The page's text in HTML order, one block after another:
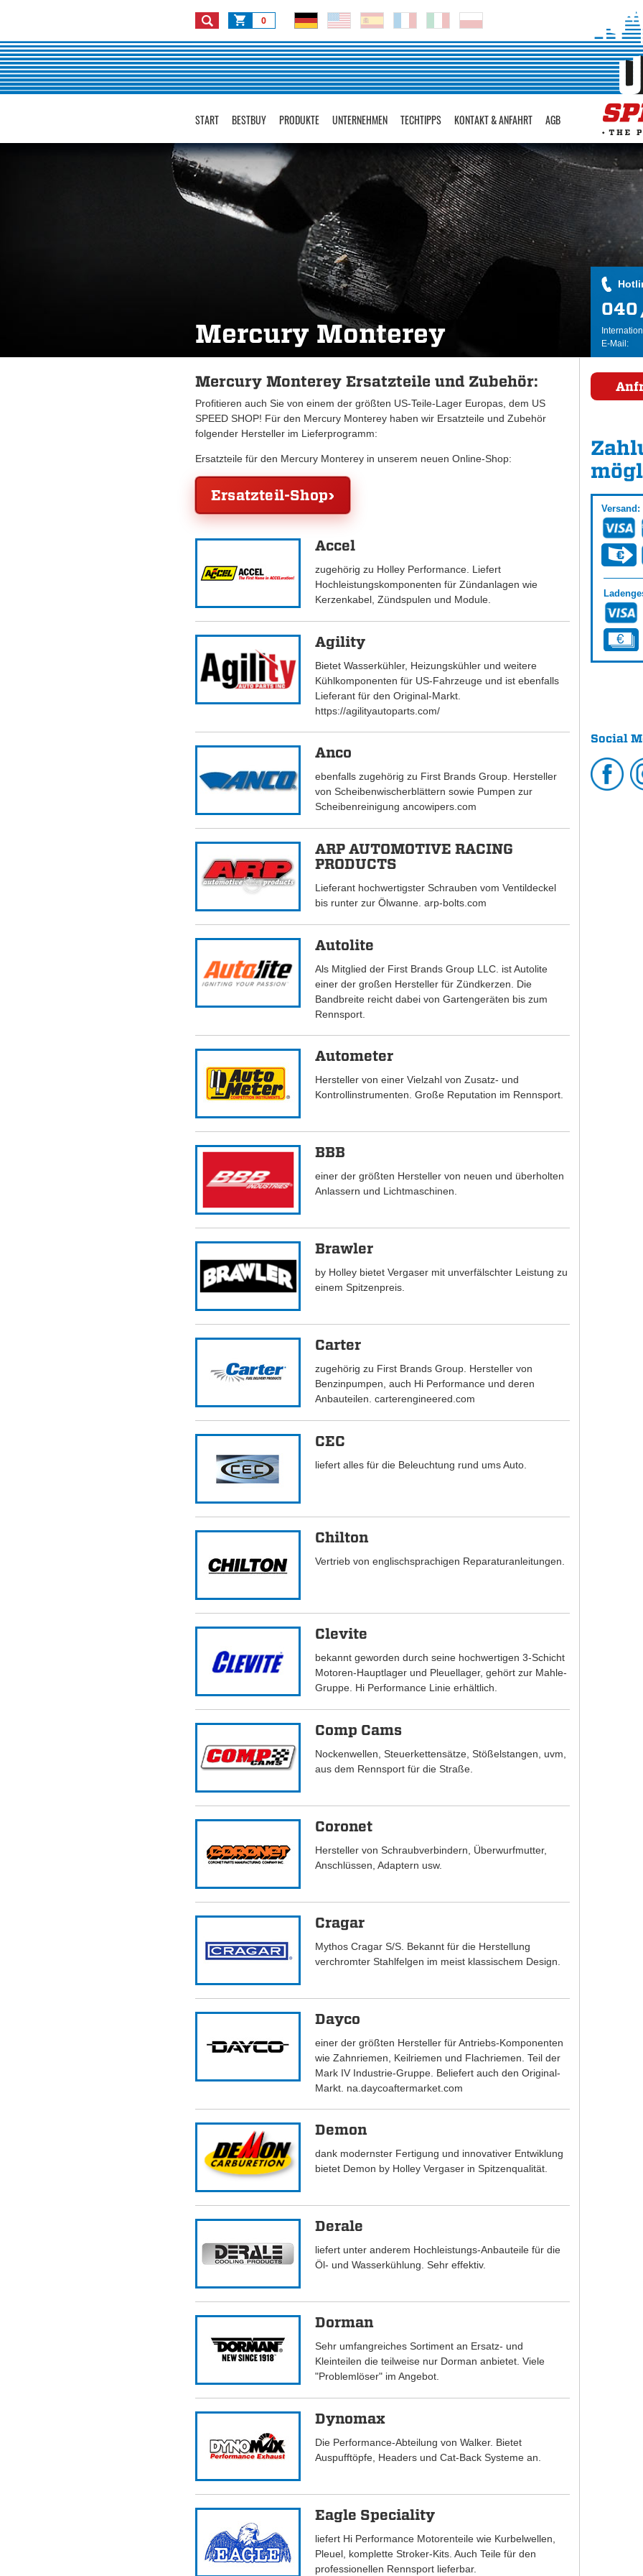
0
START BESTBUY PRODUKTE UNTERNEHMEN TECHTIPPS KONTAKT & ANFAHRT AGB
Mercury Monterey
040
E-Mail:
Mercury Monterey Ersatzteile und Zubehör:
Profitieren auch Sie von einem der größten US-Teile-Lager Europas, dem US
SPEED SHOP! Für den Mercury Monterey haben wir Ersatzteile und Zubehör
folgender Hersteller im Lieferprogramm:
Ersatzteile für den Mercury Monterey in unserem neuen Online-Shop:
Ersatzteil-Shop
Accel
zugehörig zu Holley Performance. Liefert
Hochleistungskomponenten für Zündanlagen wie
Kerzenkabel, Zündspulen und Module.
Agility
Bietet Wasserkühler, Heizungskühler und weitere
Kühlkomponenten für US-Fahrzeuge und ist ebenfalls
Lieferant für den Original-Markt.
https://agilityautoparts.com/
Anco
ebenfalls zugehörig zu First Brands Group. Hersteller
von Scheibenwischerblättern sowie Pumpen zur
Scheibenreinigung ancowipers.com
ARP AUTOMOTIVE RACING
PRODUCTS
Lieferant hochwertigster Schrauben vom Ventildeckel
bis runter zur Ölwanne. arp-bolts.com
Autolite
Als Mitglied der First Brands Group LLC. ist Autolite
einer der großen Hersteller für Zündkerzen. Die
Bandbreite reicht dabei von Gartengeräten bis zum
Rennsport.
Autometer
Hersteller von einer Vielzahl von Zusatz- und
Kontrollinstrumenten. Große Reputation im Rennsport.
BBB
einer der größten Hersteller von neuen und überholten
Anlassern und Lichtmaschinen.
Brawler
by Holley bietet Vergaser mit unverfälschter Leistung zu
einem Spitzenpreis.
Carter
zugehörig zu First Brands Group. Hersteller von
Benzinpumpen, auch Hi Performance und deren
Anbauteilen. carterengineered.com
CEC
liefert alles für die Beleuchtung rund ums Auto.
Chilton
Vertrieb von englischsprachigen Reparaturanleitungen.
Clevite
bekannt geworden durch seine hochwertigen 3-Schicht
Motoren-Hauptlager und Pleuellager, gehört zur Mahle-
Gruppe. Hi Performance Linie erhältlich.
Comp Cams
Nockenwellen, Steuerkettensätze, Stößelstangen, uvm,
aus dem Rennsport für die Straße.
Coronet
Hersteller von Schraubverbindern, Überwurfmutter,
Anschlüssen, Adaptern usw.
Cragar
Mythos Cragar S/S. Bekannt für die Herstellung
verchromter Stahlfelgen im meist klassischem Design.
Dayco
einer der größten Hersteller für Antriebs-Komponenten
wie Zahnriemen, Keilriemen und Flachriemen. Teil der
Mark IV Industrie-Gruppe. Beliefert auch den Original-
Markt. na.daycoaftermarket.com
Demon
dank modernster Fertigung und innovativer Entwiklung
bietet Demon by Holley Vergaser in Spitzenqualität.
Derale
liefert unter anderem Hochleistungs-Anbauteile für die
Öl- und Wasserkühlung. Sehr effektiv.
Dorman
Sehr umfangreiches Sortiment an Ersatz- und
Kleinteilen die teilweise nur Dorman anbietet. Viele
"Problemlöser" im Angebot.
Dynomax
Die Performance-Abteilung von Walker. Bietet
Auspufftöpfe, Headers und Cat-Back Systeme an.
Eagle Speciality
liefert Hi Performance Motorenteile wie Kurbelwellen,
Pleuel, komplette Stroker-Kits. Auch Teile für den
professionellen Rennsport lieferbar.
Versand:
Social